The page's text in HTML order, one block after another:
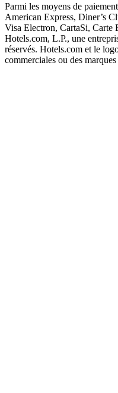
Parmi les moyens de
American Express, Diner’s
Visa Electron, CartaSi, Carte
Hotels.com, L.P., une
réservés. Hotels.com et le
commerciales ou des